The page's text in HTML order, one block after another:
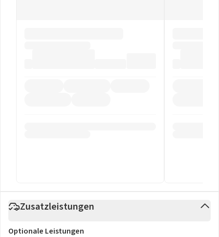
Zusatzleistungen
Optionale Leistungen